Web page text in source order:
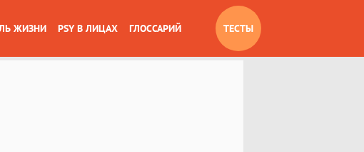
ЖИЗНИ PSY В ЛИЦАХ ГЛОССАРИЙ ТЕСТЫ